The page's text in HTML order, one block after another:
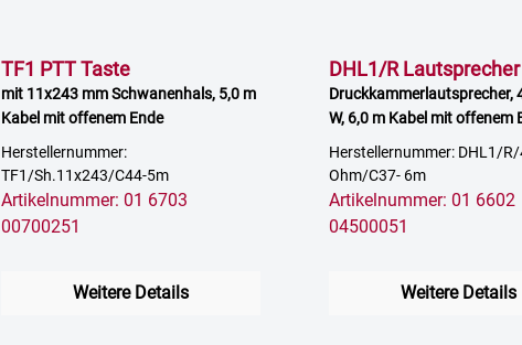
TF1 PTT Taste
mit 11x243 mm Schwanenhals, 5,0 m
Kabel mit offenem Ende
Herstellernummer:
TF1/Sh.11x243/C44-5m
Artikelnummer: 01 6703
00700251
Weitere Details
DHL1/R Lautsprecher
Druckkammerlautsprecher,
W, 6,0 m Kabel mit offenem
Herstellernummer: DHL1/
Ohm/C37- 6m
Artikelnummer: 01 6602
04500051
Weitere Details